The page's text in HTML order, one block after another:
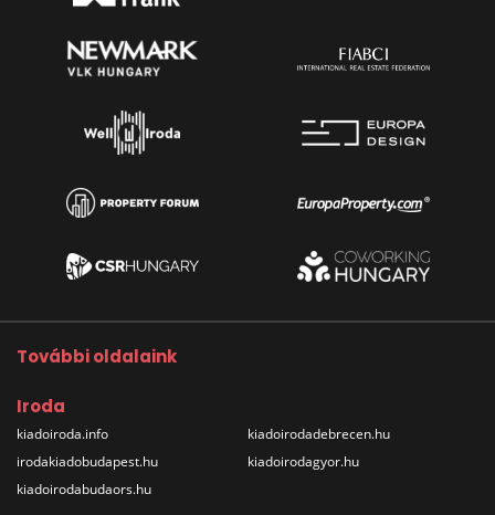
További oldalaink
Iroda
kiadoiroda.info
irodakiadobudapest.hu
kiadoirodabudaors.hu
kiadoirodadebrecen.hu
kiadoirodagyor.hu